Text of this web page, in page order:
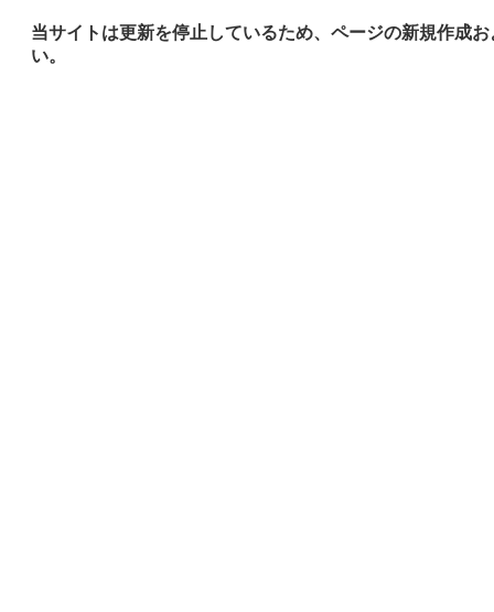
当サイトは更新を停止しているため、ページの新規作成
い。